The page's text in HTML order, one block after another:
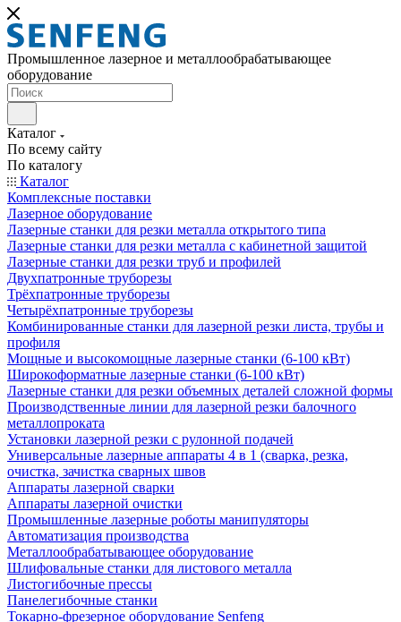
Промышленное лазерное и металлообрабатывающее
оборудование
Каталог
По всему сайту
По каталогу
Каталог
Комплексные поставки
Лазерное оборудование
Лазерные станки для резки металла открытого типа
Лазерные станки для резки металла с кабинетной защитой
Лазерные станки для резки труб и профилей
Двухпатронные труборезы
Трёхпатронные труборезы
Четырёхпатронные труборезы
Комбинированные станки для лазерной резки листа, трубы и
профиля
Мощные и высокомощные лазерные станки (6-100 кВт)
Широкоформатные лазерные станки (6-100 кВт)
Лазерные станки для резки объемных деталей сложной формы
Производственные линии для лазерной резки балочного
металлопроката
Установки лазерной резки с рулонной подачей
Универсальные лазерные аппараты 4 в 1 (сварка, резка,
очистка, зачистка сварных швов
Аппараты лазерной сварки
Аппараты лазерной очистки
Промышленные лазерные роботы манипуляторы
Автоматизация производства
Металлообрабатывающее оборудование
Шлифовальные станки для листового металла
Листогибочные прессы
Панелегибочные станки
Токарно-фрезерное оборудование Senfeng